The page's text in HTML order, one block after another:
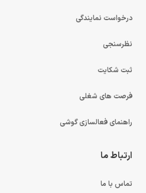
درخواست نمایندگی
نظرسنجی
ثبت شکایت
فرصت های شغلی
راهنمای فعالسازی گوشی
ارتباط ما
تماس با ما